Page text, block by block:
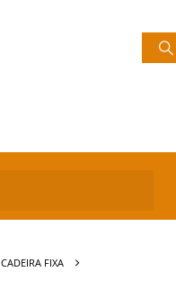
CADEIRA FIXA